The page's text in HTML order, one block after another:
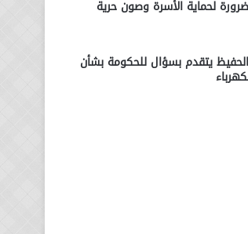
لحماية الأسرة وصون حرية
يتقدم بسؤال للحكومة بشأن